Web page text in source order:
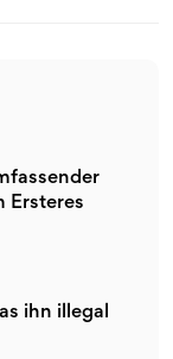
zu fördern.
Ersteres
ihn illegal